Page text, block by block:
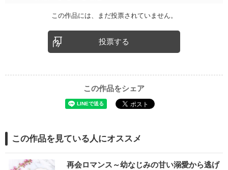
この作品には、まだ投票されていません。
投票する
この作品をシェア
この作品を見ている人にオススメ
再会ロマンス～幼なじみの甘い溺愛から逃げ